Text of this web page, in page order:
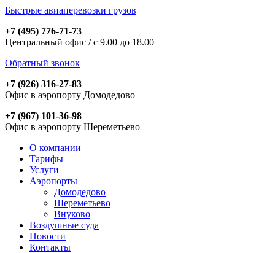
Быстрые авиаперевозки грузов
+7 (495) 776-71-73
Центральный офис / с 9.00 до 18.00
Обратный звонок
+7 (926) 316-27-83
Офис в аэропорту Домодедово
+7 (967) 101-36-98
Офис в аэропорту Шереметьево
О компании
Тарифы
Услуги
Аэропорты
Домодедово
Шереметьево
Внуково
Воздушные суда
Новости
Контакты